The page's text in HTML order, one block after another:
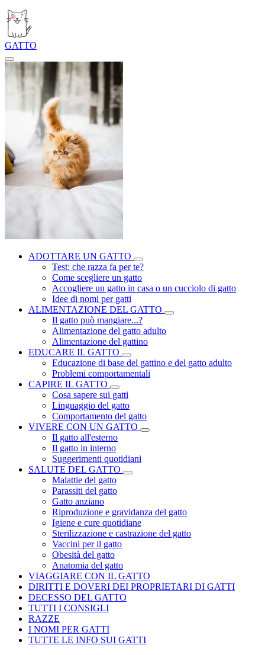
GATTO
ADOTTARE UN GATTO
Test: che razza fa per te?
Come scegliere un gatto
Accogliere un gatto in casa o un cucciolo di gatto
Idee di nomi per gatti
ALIMENTAZIONE DEL GATTO
Il gatto può mangiare...?
Alimentazione del gatto adulto
Alimentazione del gattino
EDUCARE IL GATTO
Educazione di base del gattino e del gatto adulto
Problemi comportamentali
CAPIRE IL GATTO
Cosa sapere sui gatti
Linguaggio del gatto
Comportamento del gatto
VIVERE CON UN GATTO
Il gatto all'esterno
Il gatto in interno
Suggerimenti quotidiani
SALUTE DEL GATTO
Malattie del gatto
Parassiti del gatto
Gatto anziano
Riproduzione e gravidanza del gatto
Igiene e cure quotidiane
Sterilizzazione e castrazione del gatto
Vaccini per il gatto
Obesità del gatto
Anatomia del gatto
VIAGGIARE CON IL GATTO
DIRITTI E DOVERI DEI PROPRIETARI DI GATTI
DECESSO DEL GATTO
TUTTI I CONSIGLI
RAZZE
I NOMI PER GATTI
TUTTE LE INFO SUI GATTI